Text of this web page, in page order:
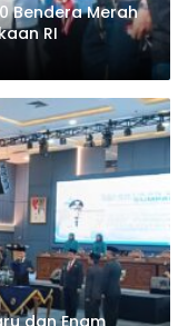
Bendera Merah
RI
dan Enam